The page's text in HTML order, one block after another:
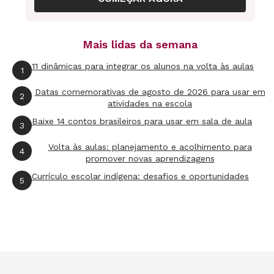
cultural, mas também ético, político, lúdico e
formação sólida para o exercício da cidadania e
do trabalho com liberdade e criatividade, e a
proposta defendida é a de ampliar o sentido de
educar e reinventar a função da escola,
abrindo-a para novos projetos e oportunidades
que ofereçam condições de formar cidadãos
ativos e inovadores.
Mais lidas da semana
1 11 dinâmicas para integrar os alunos na volta às aulas
2
Datas comemorativas de agosto de 2026 para usar em
atividades na escola
3 Baixe 14 contos brasileiros para usar em sala de aula
4
Volta às aulas: planejamento e acolhimento para
promover novas aprendizagens
5 Currículo escolar indígena: desafios e oportunidades